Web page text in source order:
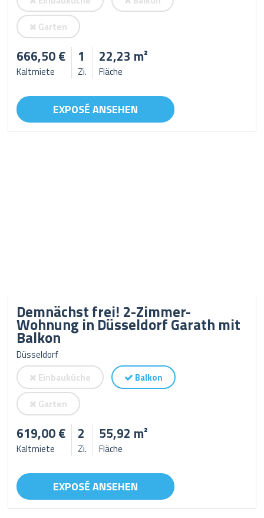
Garten
666,50 €
Kaltmiete
1
Zi.
22,23 m²
Fläche
EXPOSÉ ANSEHEN
Demnächst frei! 2-Zimmer-
Wohnung in Düsseldorf Garath mit
Balkon
Düsseldorf
Einbauküche
Balkon
Garten
619,00 €
Kaltmiete
2
Zi.
55,92 m²
Fläche
EXPOSÉ ANSEHEN